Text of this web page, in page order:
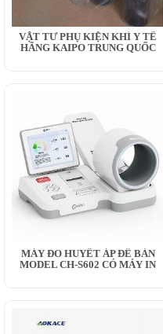
VẬT TƯ PHỤ KIỆN KHÍ Y TẾ
HÃNG KAIPO TRUNG QUỐC
MÁY ĐO HUYẾT ÁP ĐỂ BÀN
MODEL CH-S602 CÓ MÁY IN